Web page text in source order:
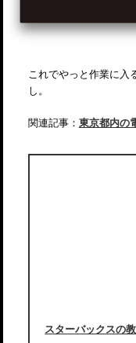
これでやっと作業に入
し。
関連記事： 東京都内の
スターバックスの